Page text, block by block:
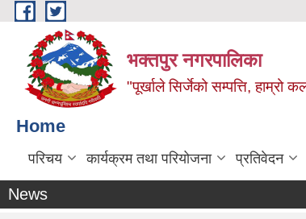
Skip to main content
भक्तपुर नगरपालिका
"पूर्खाले सिर्जेको सम्पत्ति, हाम्रो
Home
परिचय कार्यक्रम तथा परियोजना प्रतिवेदन
News